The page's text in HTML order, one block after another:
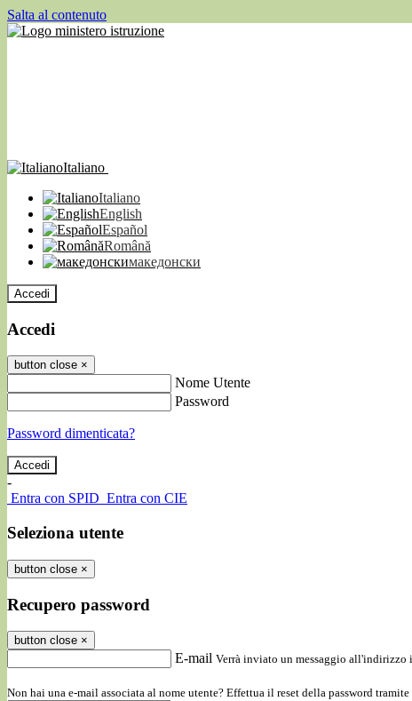
Salta al contenuto
Italiano
Italiano
English
Español
Română
македонски
Accedi
Accedi
button close ×
Nome Utente
Password
Password dimenticata?
-
Entra con SPID Entra con CIE
Seleziona utente
button close ×
Recupero password
button close ×
E-mail Verrà inviato un messaggio all'indirizzo
Non hai una e-mail associata al nome utente? Effettua il reset della password tramite